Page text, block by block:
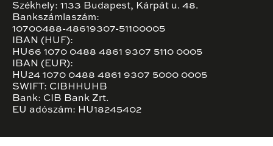
Székhely: 1133 Budapest, Kárpát u. 48.
Bankszámlaszám:
10700488-48619307-51100005
IBAN (HUF):
HU66 1070 0488 4861 9307 5110 0005
IBAN (EUR):
HU24 1070 0488 4861 9307 5000 0005
SWIFT: CIBHHUHB
Bank: CIB Bank Zrt.
EU adószám: HU18245402